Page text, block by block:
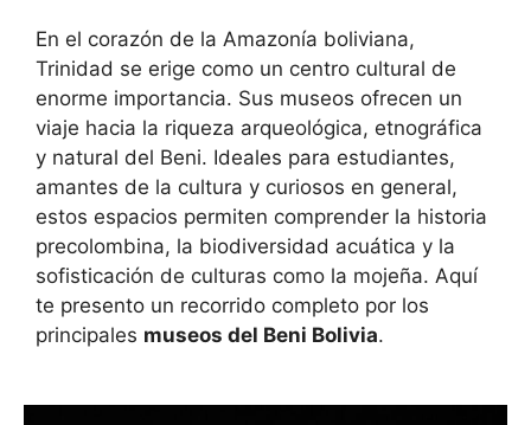
En el corazón de la Amazonía boliviana,
Trinidad se erige como un centro cultural de
enorme importancia. Sus museos ofrecen un
viaje hacia la riqueza arqueológica, etnográfica
y natural del Beni. Ideales para estudiantes,
amantes de la cultura y curiosos en general,
estos espacios permiten comprender la historia
precolombina, la biodiversidad acuática y la
sofisticación de culturas como la mojeña. Aquí
te presento un recorrido completo por los
principales museos del Beni Bolivia.